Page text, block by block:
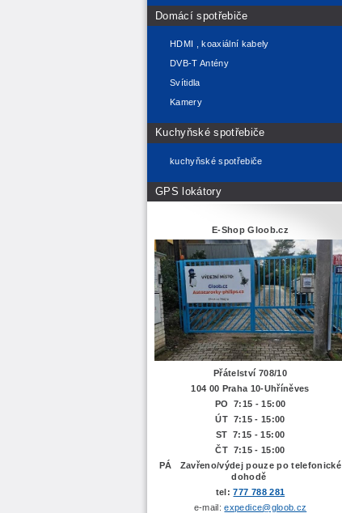
Domácí spotřebiče
HDMI , koaxiální kabely
DVB-T Antény
Svítidla
Kamery
Kuchyňské spotřebiče
kuchyňské spotřebiče
GPS lokátory
E-Shop Gloob.cz
Přátelství 708/10
104 00 Praha 10-Uhříněves
PO 7:15 - 15:00
ÚT 7:15 - 15:00
ST 7:15 - 15:00
ČT 7:15 - 15:00
PÁ Zavřeno/výdej pouze po telefonické
dohodě
tel:777 788 281
e-mail:expedice@gloob.cz